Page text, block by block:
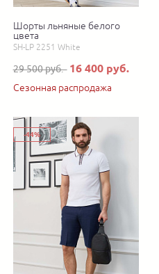
Шорты льняные белого
цвета
SH-LP 2251 White
29 500 руб. 16 400 руб.
Сезонная распродажа
-44%